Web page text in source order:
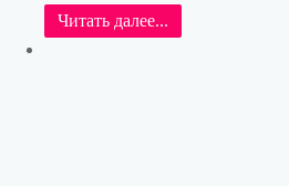
Читать далее...